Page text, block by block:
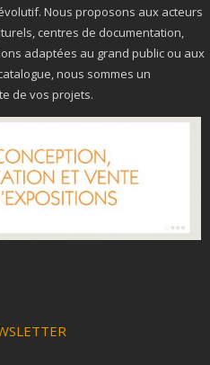
Nous proposons aux acteurs
centres de documentation,
adaptées au grand public ou aux
nous sommes un
de vos projets.